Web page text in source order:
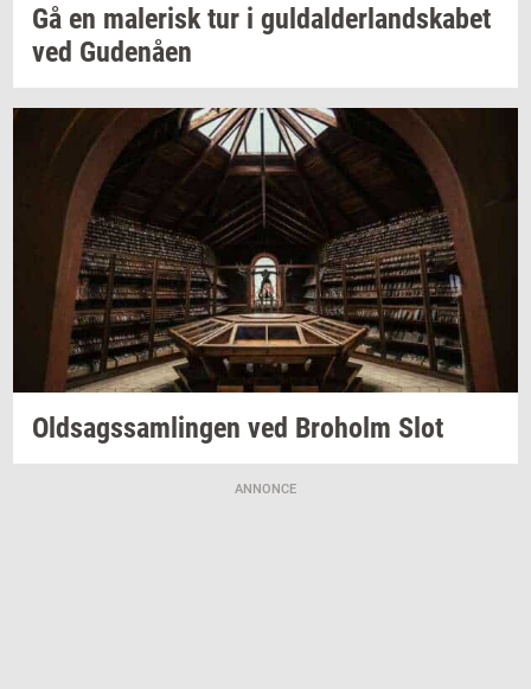
Gå en ma­le­risktur i gul­dal­der­land­ska­bet
ved Gu­denå­en
Oldsags­sam­lin­gen ved Bro­holm Slot
ANNONCE